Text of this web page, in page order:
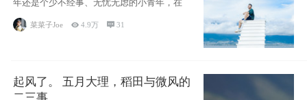
年还是个少不经事、无忧无虑的小青年，在
菜菜子Joe 4.9万  31
起风了。 五月大理，稻田与微风的